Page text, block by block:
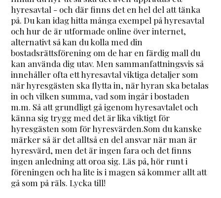
hyresavtal - och där finns det en hel del att tänka
på. Du kan idag hitta många exempel på hyresavtal
och hur de är utformade online över internet,
alternativt så kan du kolla med din
bostadsrättsförening om de har en färdig mall du
kan använda dig utav. Men sammanfattningsvis så
innehåller ofta ett hyresavtal viktiga detaljer som
när hyresgästen ska flytta in, när hyran ska betalas
in och vilken summa, vad som ingår i bostaden
m.m. Så att grundligt gå igenom hyresavtalet och
känna sig trygg med det är lika viktigt för
hyresgästen som för hyresvärden.Som du kanske
märker så är det alltså en del ansvar när man är
hyresvärd, men det är ingen fara och det finns
ingen anledning att oroa sig. Läs på, hör runt i
föreningen och ha lite is i magen så kommer allt att
gå som på räls. Lycka till!